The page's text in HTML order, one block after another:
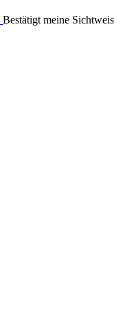
Bestätigt meine